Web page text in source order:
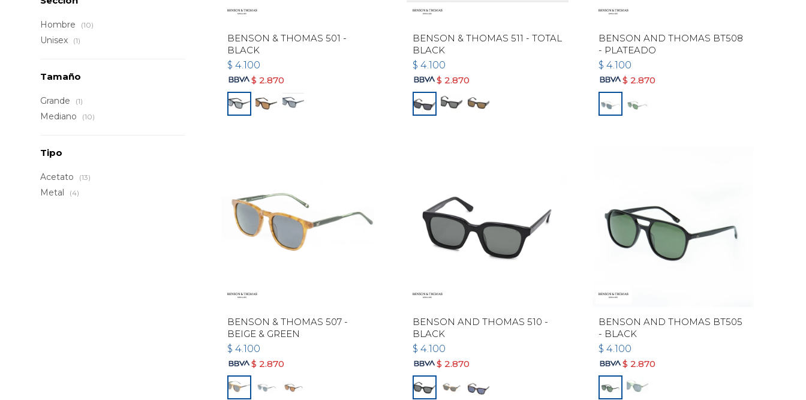
BENSON & THOMAS 501 -
BLACK
$ 4.100
$ 2.870
BENSON & THOMAS 511 - TOTAL
BLACK
$ 4.100
$ 2.870
BENSON AND THOMAS BT508
- PLATEADO
$ 4.100
$ 2.870
BENSON & THOMAS 507 -
BEIGE & GREEN
$ 4.100
$ 2.870
BENSON AND THOMAS 510 -
BLACK
$ 4.100
$ 2.870
BENSON AND THOMAS BT505
- BLACK
$ 4.100
$ 2.870
Hombre (10)
Unisex (1)
Tamaño
Grande (1)
Mediano (10)
Tipo
Acetato (13)
Metal (4)